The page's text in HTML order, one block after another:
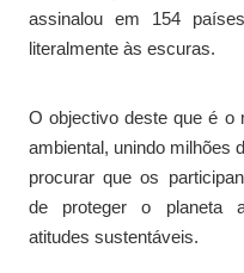
assinalou em 154
literalmente às escuras.
O objectivo deste que é o
ambiental, unindo milhões
procurar que os
de proteger o planeta
atitudes sustentáveis.